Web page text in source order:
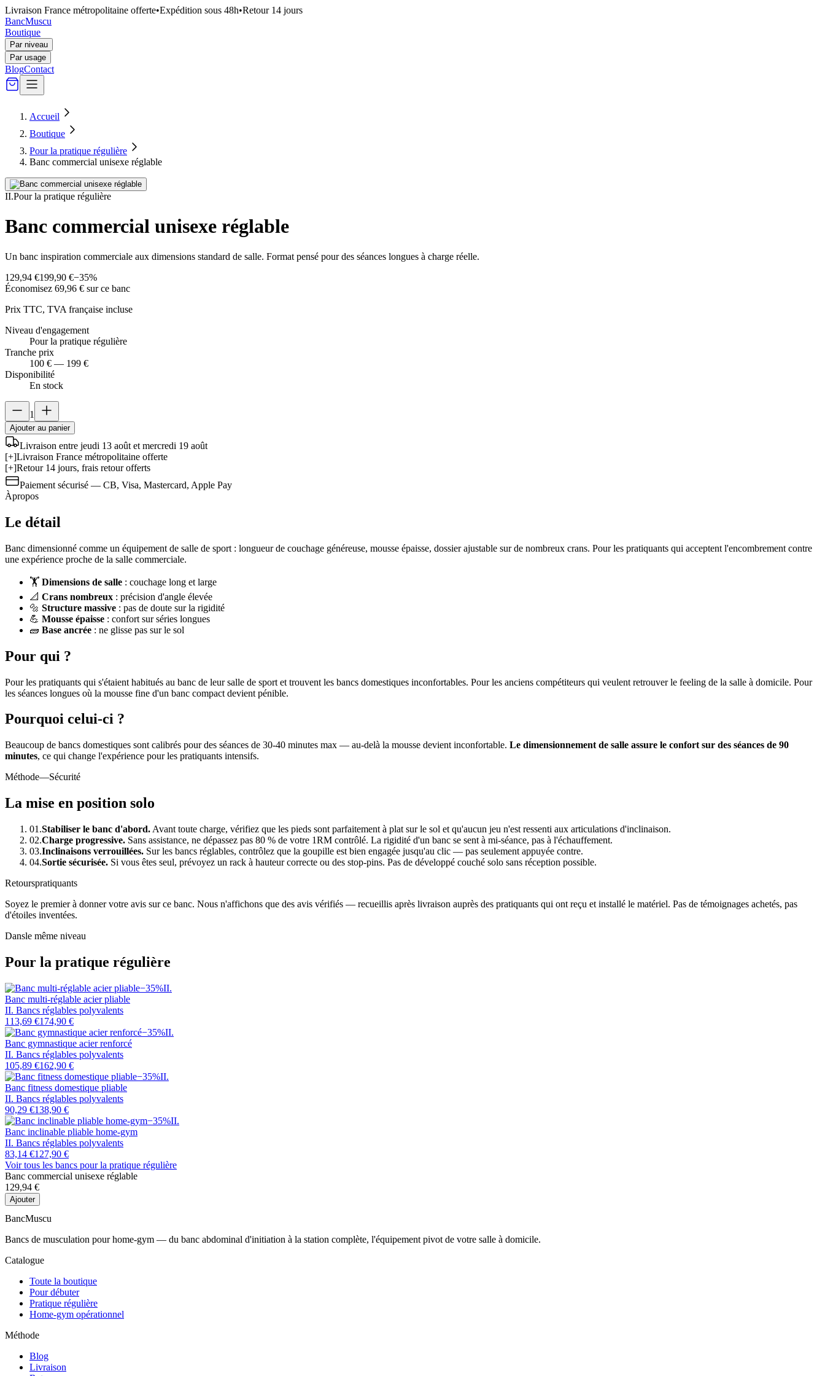
Livraison France métropolitaine offerte•Expédition sous 48h•Retour 14 jours
BancMuscu
Boutique
Par niveau
Par usage
BlogContact
Accueil
Boutique
Pour la pratique régulière
Banc commercial unisexe réglable
II.Pour la pratique régulière
Banc commercial unisexe réglable
Un banc inspiration commerciale aux dimensions standard de salle. Format pensé pour des séances longues à charge réelle.
129,94 €199,90 €−35%
Économisez 69,96 € sur ce banc
Prix TTC, TVA française incluse
Niveau d'engagement
Pour la pratique régulière
Tranche prix
100 € — 199 €
Disponibilité
En stock
1
Ajouter au panier
Livraison entre jeudi 13 août et mercredi 19 août
[+]Livraison France métropolitaine offerte
[+]Retour 14 jours, frais retour offerts
Paiement sécurisé — CB, Visa, Mastercard, Apple Pay
Àpropos
Le détail
Banc dimensionné comme un équipement de salle de sport : longueur de couchage généreuse, mousse épaisse, dossier ajustable sur de nombreux crans. Pour les pratiquants qui acceptent l'encombrement contre
une expérience proche de la salle commerciale.
🏋️ Dimensions de salle : couchage long et large
📐 Crans nombreux : précision d'angle élevée
🔩 Structure massive : pas de doute sur la rigidité
💪 Mousse épaisse : confort sur séries longues
🧱 Base ancrée : ne glisse pas sur le sol
Pour qui ?
Pour les pratiquants qui s'étaient habitués au banc de leur salle de sport et trouvent les bancs domestiques inconfortables. Pour les anciens compétiteurs qui veulent retrouver le feeling de la salle à domicile. Pour
les séances longues où la mousse fine d'un banc compact devient pénible.
Pourquoi celui-ci ?
Beaucoup de bancs domestiques sont calibrés pour des séances de 30-40 minutes max — au-delà la mousse devient inconfortable. Le dimensionnement de salle assure le confort sur des séances de 90
minutes, ce qui change l'expérience pour les pratiquants intensifs.
Méthode—Sécurité
La mise en position solo
01.Stabiliser le banc d'abord. Avant toute charge, vérifiez que les pieds sont parfaitement à plat sur le sol et qu'aucun jeu n'est ressenti aux articulations d'inclinaison.
02.Charge progressive. Sans assistance, ne dépassez pas 80 % de votre 1RM contrôlé. La rigidité d'un banc se sent à mi-séance, pas à l'échauffement.
03.Inclinaisons verrouillées. Sur les bancs réglables, contrôlez que la goupille est bien engagée jusqu'au clic — pas seulement appuyée contre.
04.Sortie sécurisée. Si vous êtes seul, prévoyez un rack à hauteur correcte ou des stop-pins. Pas de développé couché solo sans réception possible.
Retourspratiquants
Soyez le premier à donner votre avis sur ce banc. Nous n'affichons que des avis vérifiés — recueillis après livraison auprès des pratiquants qui ont reçu et installé le matériel. Pas de témoignages achetés, pas
d'étoiles inventées.
Dansle même niveau
Pour la pratique régulière
−35%II.
Banc multi-réglable acier pliable
II. Bancs réglables polyvalents
113,69 €174,90 €
−35%II.
Banc gymnastique acier renforcé
II. Bancs réglables polyvalents
105,89 €162,90 €
−35%II.
Banc fitness domestique pliable
II. Bancs réglables polyvalents
90,29 €138,90 €
−35%II.
Banc inclinable pliable home-gym
II. Bancs réglables polyvalents
83,14 €127,90 €
Voir tous les bancs pour la pratique régulière
Banc commercial unisexe réglable
129,94 €
Ajouter
BancMuscu
Bancs de musculation pour home-gym — du banc abdominal d'initiation à la station complète, l'équipement pivot de votre salle à domicile.
Catalogue
Toute la boutique
Pour débuter
Pratique régulière
Home-gym opérationnel
Méthode
Blog
Livraison